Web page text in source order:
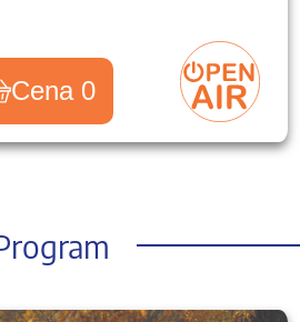
Cena 0